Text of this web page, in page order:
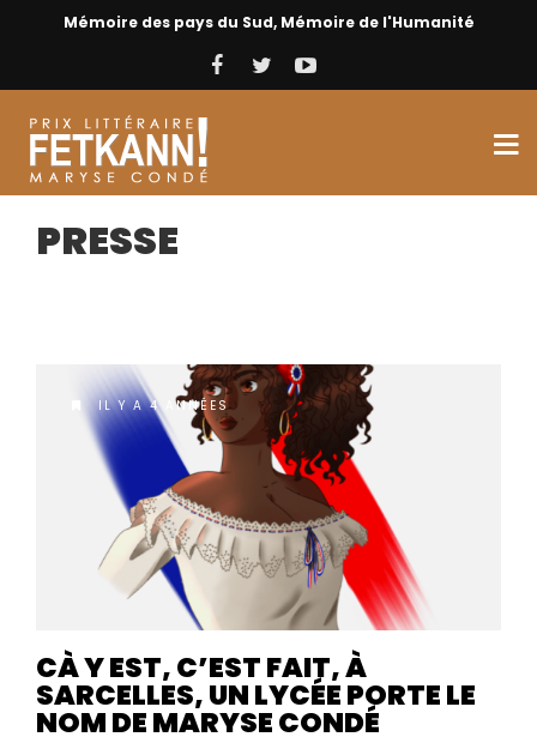
Mémoire des pays du Sud, Mémoire de l'Humanité
PRESSE
IL Y A 4 ANNÉES
CÀ Y EST, C’EST FAIT, À
SARCELLES, UN LYCÉE PORTE LE
NOM DE MARYSE CONDÉ